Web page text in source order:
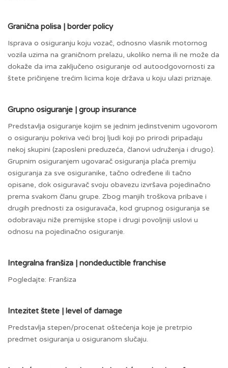
Granična polisa | border policy
Isprava o osiguranju koju vozač, odnosno vlasnik motornog
vozila uzima na graničnom prelazu, ukoliko nema ili ne može da
dokaže da ima zaključeno osiguranje od autoodgovornosti za
štete pričinjene trećim licima koje država u koju ulazi priznaje.
Grupno osiguranje | group insurance
Predstavlja osiguranje kojim se jednim jedinstvenim ugovorom
o osiguranju pokriva veći broj ljudi koji po prirodi pripadaju
nekoj skupini (zaposleni preduzeća, članovi udruženja i drugo).
Grupnim osiguranjem ugovarač osiguranja plaća premiju
osiguranja za sve osiguranike, tačno određene ili tačno
opisane, dok osiguravač svoju obavezu izvršava pojedinačno
prema svakom članu grupe. Zbog manjih troškova pribave i
drugih prednosti za osiguravača, kod grupnog osiguranja se
odobravaju niže premijske stope i drugi povoljniji uslovi u
odnosu na pojedinačno osiguranje.
Integralna franšiza | nondeductible franchise
Pogledajte: Franšiza
Intezitet štete | level of damage
Predstavlja stepen/procenat oštećenja koje je pretrpio
predmet osiguranja u osiguranom slučaju.